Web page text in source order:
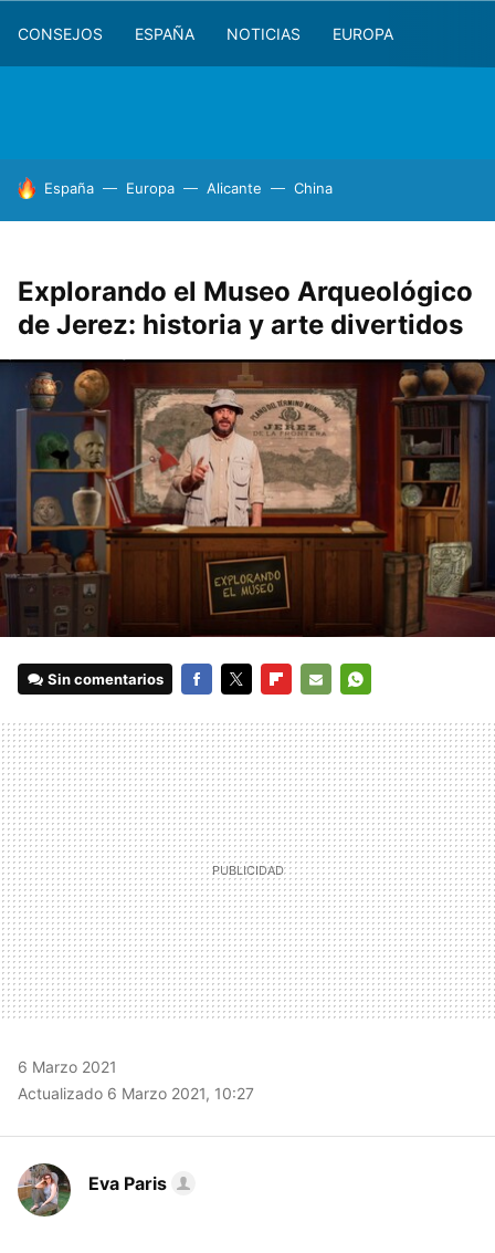
CONSEJOS ESPAÑA NOTICIAS EUROPA
HOY SE HABLA DE
España Europa Alicante China
Explorando el Museo Arqueológico
de Jerez: historia y arte divertidos
Sin comentarios
MAIL
6 Marzo 2021
Actualizado 6 Marzo 2021, 10:27
Eva Paris